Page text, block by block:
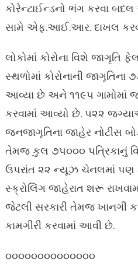
કોરેન્ટાઈન્ડનો ભંગ કરવા
સામે એફ.આઈ.આર. દાખલ
લોકોમાં કોરોના વિશે જાગૃતિ
સ્થળોમાં કોરોનાની જાગૃતિના
આવ્યા છે અને ૧૧૯૫ ગામોમાં
કરવામાં આવ્યો છે. ૫૨૨
જનજાગૃતિના જાહેર નોટીસ
તેમજ કુલ ૭૫૦૦૦ પત્રિકાનું
ઉપરાંત ૨૨ ન્યૂઝ ચેનલમાં પણ
સ્ક્રોલિંગ જાહેરાત શરૂ
જેટલી સરકારી તેમજ ખાનગી
કામગીરી કરવામાં આવી છે.
૦૦૦૦૦૦૦૦૦૦૦૦૦૦